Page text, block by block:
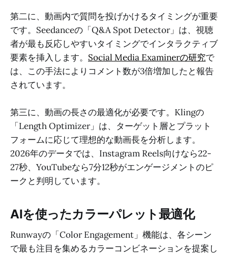
第二に、動画内で質問を投げかけるタイミングが重要
です。Seedanceの「Q&A Spot Detector」は、視聴
者が最も反応しやすいタイミングでインタラクティブ
要素を挿入します。 Social Media Examinerの研究で
は、この手法によりコメント数が3倍増加したと報告
されています。
第三に、動画の長さの最適化が必要です。Klingの
「Length Optimizer」は、ターゲット層とプラット
フォームに応じて理想的な動画長を分析します。
2026年のデータでは、Instagram Reels向けなら22-
27秒、YouTubeなら7分12秒がエンゲージメントのピ
ークと判明しています。
AIを使ったカラーパレット最適化
Runwayの「Color Engagement」機能は、各シーン
で最も注目を集めるカラーコンビネーションを提案し